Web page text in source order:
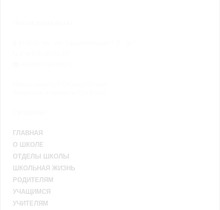
ГЛАВНАЯ
О ШКОЛЕ
ОТДЕЛЫ ШКОЛЫ
ШКОЛЬНАЯ ЖИЗНЬ
РОДИТЕЛЯМ
УЧАЩИМСЯ
УЧИТЕЛЯМ